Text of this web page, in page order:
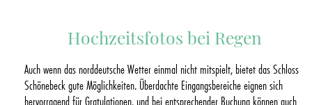
Hochzeitsfotos bei Regen
Auch wenn das norddeutsche Wetter einmal nicht mitspielt, bietet das Schloss
Schönebeck gute Möglichkeiten. Überdachte Eingangsbereiche eignen sich
hervorragend für Gratulationen, und bei entsprechender Buchung können auch